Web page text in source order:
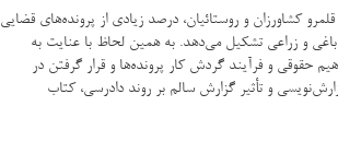
کشاورزان و روستائیان، درصد زیادی از پرونده‌های قضایی
باغی و زراعی تشکیل می‌دهد. به همین لحاظ با عنایت به
حقوقی و فرآیند گردش کار پرونده‌ها و قرار گرفتن در
و تأثیر گزارش سالم بر روند دادرسی، کتاب